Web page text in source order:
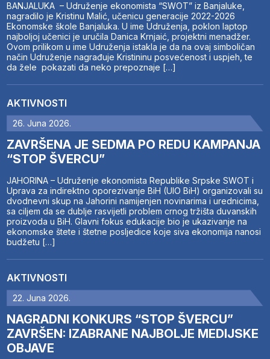
BANJALUKA – Udruženje ekonomista “SWOT” iz Banjaluke,
nagradilo je Kristinu Malić, učenicu generacije 2022-2026
Ekonomske škole Banjaluka. U ime Udruženja, poklon laptop
najboljoj učenici je uručila Danica Krnjaić, projektni menadžer.
Ovom prilikom u ime Udruženja istakla je da na ovaj simboličan
način Udruženje nagrađuje Kristininu posvećenost i uspjeh, te
da žele pokazati da neko prepoznaje […]
AKTIVNOSTI
26. Juna 2026.
ZAVRŠENA JE SEDMA PO REDU KAMPANJA
“STOP ŠVERCU”
JAHORINA – Udruženje ekonomista Republike Srpske SWOT i
Uprava za indirektno oporezivanje BiH (UIO BiH) organizovali su
dvodnevni skup na Jahorini namijenjen novinarima i urednicima,
sa ciljem da se dublje rasvijetli problem crnog tržišta duvanskih
proizvoda u BiH. Glavni fokus edukacije bio je ukazivanje na
ekonomske štete i štetne posljedice koje siva ekonomija nanosi
budžetu […]
AKTIVNOSTI
22. Juna 2026.
NAGRADNI KONKURS “STOP ŠVERCU”
ZAVRŠEN: IZABRANE NAJBOLJE MEDIJSKE
OBJAVE